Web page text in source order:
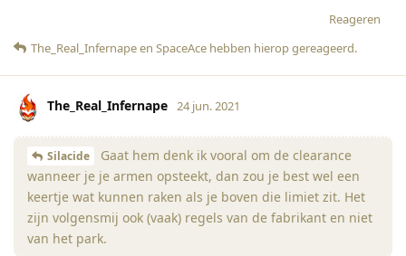
Reageren
The_Real_Infernapeen SpaceAce hebben hierop gereageerd.
The_Real_Infernape 24 jun. 2021
Silacide
Gaat hem denk ik vooral om de clearance
wanneer je je armen opsteekt, dan zou je best wel een
keertje wat kunnen raken als je boven die limiet zit. Het
zijn volgensmij ook (vaak) regels van de fabrikant en niet
van het park.